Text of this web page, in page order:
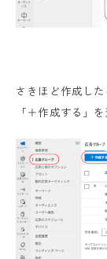
さきほど作成し
「＋作成する」